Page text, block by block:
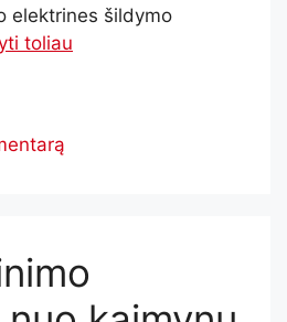
elektrines šildymo
toliau